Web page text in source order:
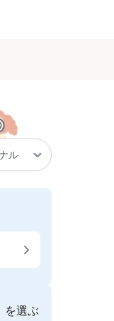
を選ぶ